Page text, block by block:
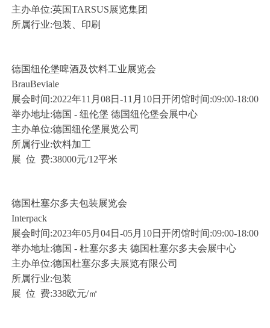
主办单位:英国TARSUS展览集团
所属行业:包装、印刷
德国纽伦堡啤酒及饮料工业展览会
BrauBeviale
展会时间:2022年11月08日-11月10日开闭馆时间:09:00-18:00
举办地址:德国 - 纽伦堡 德国纽伦堡会展中心
主办单位:德国纽伦堡展览公司
所属行业:饮料加工
展 位 费:38000元/12平米
德国杜塞尔多夫包装展览会
Interpack
展会时间:2023年05月04日-05月10日开闭馆时间:09:00-18:00
举办地址:德国 - 杜塞尔多夫 德国杜塞尔多夫会展中心
主办单位:德国杜塞尔多夫展览有限公司
所属行业:包装
展 位 费:338欧元/㎡